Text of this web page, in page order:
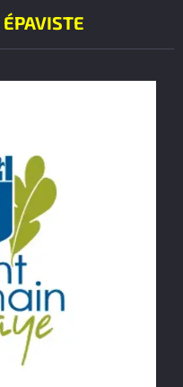
ÉPAVISTE